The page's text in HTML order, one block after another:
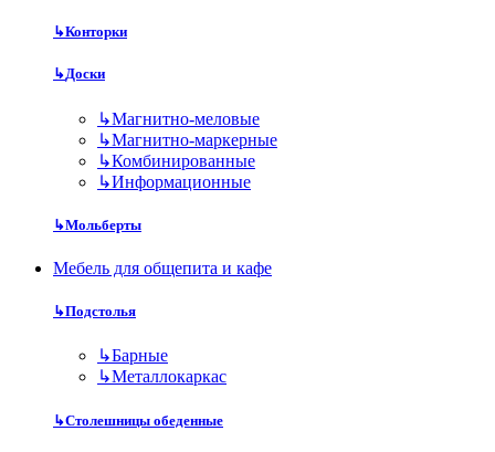
↳Конторки
↳Доски
↳Магнитно-меловые
↳Магнитно-маркерные
↳Комбинированные
↳Информационные
↳Мольберты
Мебель для общепита и кафе
↳Подстолья
↳Барные
↳Металлокаркас
↳Столешницы обеденные